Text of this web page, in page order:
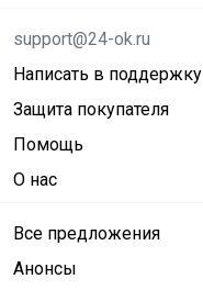
support@24-ok.ru
Написать в поддержку
Защита покупателя
Помощь
О нас
Все предложения
Анонсы